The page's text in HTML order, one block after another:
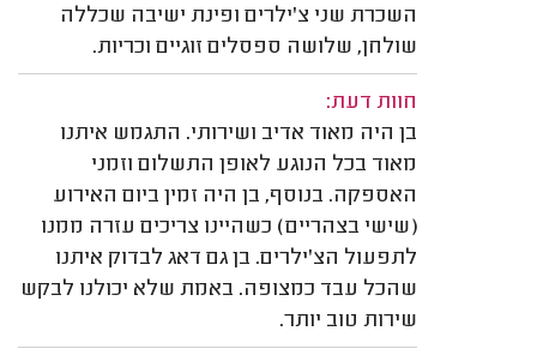
השכרת שני צ'ילרים ופינת ישיבה שכללה
שולחן, שלושה ספסלים זוגיים וכריות.
חוות דעת:
בן היה מאוד אדיב ושירותי. התגמש איתנו
מאוד בכל הנוגע לאופן התשלום וזמני
האספקה. בנוסף, בן היה זמין ביום האירוע
(שישי בצהריים) כשהיינו צריכים עזרה ממנו
לתפעול הצ'ילרים. בן גם דאג לבדוק איתנו
שהכל עבד כמצופה. באמת שלא יכולנו לבקש
שירות טוב יותר.